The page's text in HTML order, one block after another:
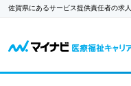
佐賀県にあるサービス提供責任者の求人